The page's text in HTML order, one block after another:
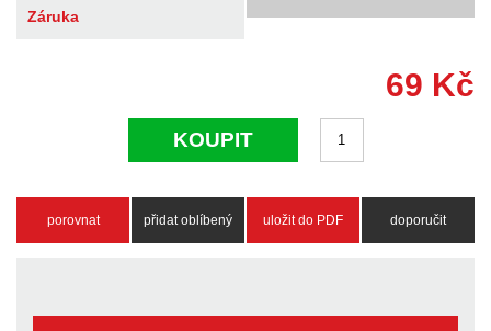
Záruka
69 Kč
KOUPIT
porovnat přidat oblíbený uložit do PDF doporučit